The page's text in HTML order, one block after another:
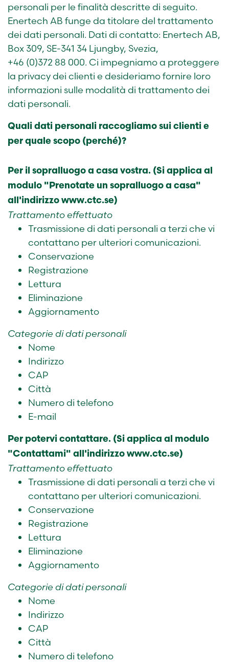
personali per le finalità descritte di seguito.
Enertech AB funge da titolare del trattamento
dei dati personali. Dati di contatto: Enertech AB,
Box 309, SE-341 34 Ljungby, Svezia,
+46 (0)372 88 000. Ci impegniamo a proteggere
la privacy dei clienti e desideriamo fornire loro
informazioni sulle modalità di trattamento dei
dati personali.
Quali dati personali raccogliamo sui clienti e
per quale scopo (perché)?
Per il sopralluogo a casa vostra. (Si applica al
modulo "Prenotate un sopralluogo a casa"
all'indirizzo www.ctc.se)
Trattamento effettuato
Trasmissione di dati personali a terzi che vi
contattano per ulteriori comunicazioni.
Conservazione
Registrazione
Lettura
Eliminazione
Aggiornamento
Categorie di dati personali
Nome
Indirizzo
CAP
Città
Numero di telefono
E-mail
Per potervi contattare. (Si applica al modulo
"Contattami" all'indirizzo www.ctc.se)
Trattamento effettuato
Trasmissione di dati personali a terzi che vi
contattano per ulteriori comunicazioni.
Conservazione
Registrazione
Lettura
Eliminazione
Aggiornamento
Categorie di dati personali
Nome
Indirizzo
CAP
Città
Numero di telefono